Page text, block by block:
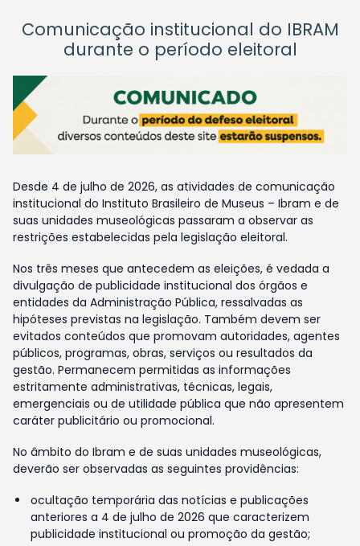
Comunicação institucional do IBRAM
durante o período eleitoral
Desde 4 de julho de 2026, as atividades de comunicação
institucional do Instituto Brasileiro de Museus – Ibram e de
suas unidades museológicas passaram a observar as
restrições estabelecidas pela legislação eleitoral.
Nos três meses que antecedem as eleições, é vedada a
divulgação de publicidade institucional dos órgãos e
entidades da Administração Pública, ressalvadas as
hipóteses previstas na legislação. Também devem ser
evitados conteúdos que promovam autoridades, agentes
públicos, programas, obras, serviços ou resultados da
gestão. Permanecem permitidas as informações
estritamente administrativas, técnicas, legais,
emergenciais ou de utilidade pública que não apresentem
caráter publicitário ou promocional.
No âmbito do Ibram e de suas unidades museológicas,
deverão ser observadas as seguintes providências:
ocultação temporária das notícias e publicações
anteriores a 4 de julho de 2026 que caracterizem
publicidade institucional ou promoção da gestão;